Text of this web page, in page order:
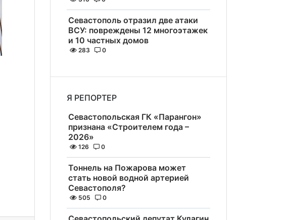
Севастополь отразил две атаки
ВСУ: повреждены 12 многоэтажек
и 10 частных домов
283 0
Я РЕПОРТЕР
Севастопольская ГК «Парангон»
признана «Строителем года –
2026»
126 0
Тоннель на Пожарова может
стать новой водной артерией
Севастополя?
505 0